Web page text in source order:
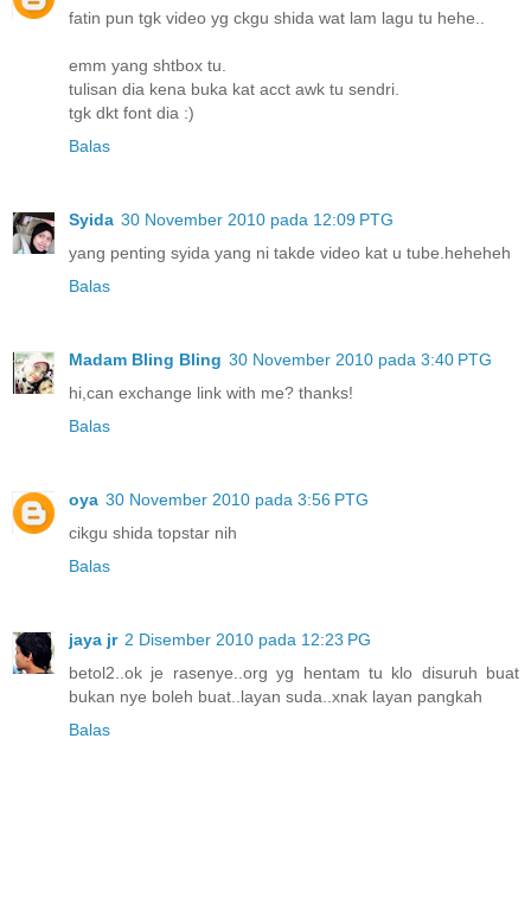
fatin pun tgk video yg ckgu shida wat lam lagu tu hehe..
emm yang shtbox tu.
tulisan dia kena buka kat acct awk tu sendri.
tgk dkt font dia :)
Balas
Syida 30 November 2010 pada 12:09 PTG
yang penting syida yang ni takde video kat u tube.heheheh
Balas
Madam Bling Bling 30 November 2010 pada 3:40 PTG
hi,can exchange link with me? thanks!
Balas
oya 30 November 2010 pada 3:56 PTG
cikgu shida topstar nih
Balas
jaya jr 2 Disember 2010 pada 12:23 PG
betol2..ok je rasenye..org yg hentam tu klo disuruh buat
bukan nye boleh buat..layan suda..xnak layan pangkah
Balas